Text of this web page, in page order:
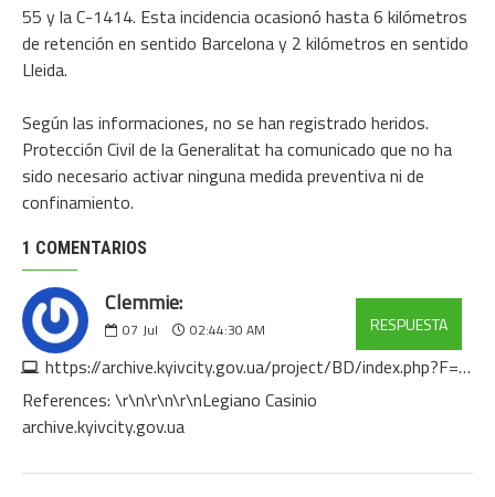
55 y la C-1414. Esta incidencia ocasionó hasta 6 kilómetros
de retención en sentido Barcelona y 2 kilómetros en sentido
Lleida.
Según las informaciones, no se han registrado heridos.
Protección Civil de la Generalitat ha comunicado que no ha
sido necesario activar ninguna medida preventiva ni de
confinamiento.
1 COMENTARIOS
Clemmie:
07 Jul 02:44:30 AM
https://archive.kyivcity.gov.ua/project/BD/index.php?F=%3Ca%20href%3D%22https://de.trustpilot.com/review/owowear.de
RESPUESTA
References: \r\n\r\n\r\nLegiano Casinio
archive.kyivcity.gov.ua